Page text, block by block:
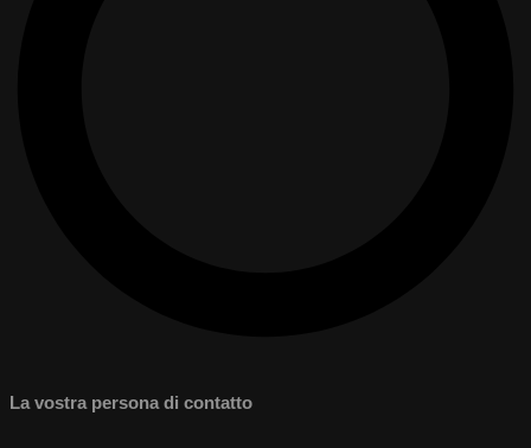
La vostra persona di contatto